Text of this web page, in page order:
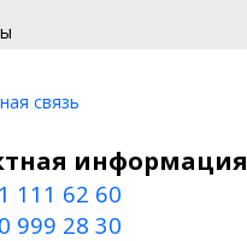
связь
информация
111 62 60
999 28 30